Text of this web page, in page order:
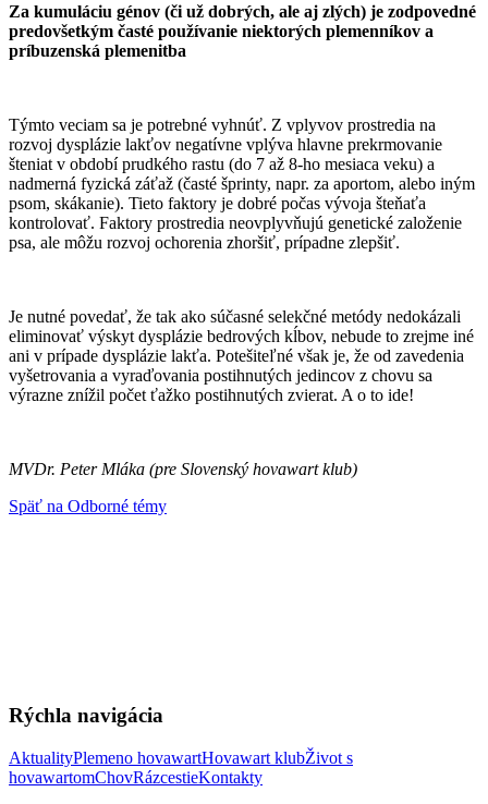
Za kumuláciu génov (či už dobrých, ale aj zlých) je zodpovedné
predovšetkým časté používanie niektorých plemenníkov a
príbuzenská plemenitba
Týmto veciam sa je potrebné vyhnúť. Z vplyvov prostredia na
rozvoj dysplázie lakťov negatívne vplýva hlavne prekrmovanie
šteniat v období prudkého rastu (do 7 až 8-ho mesiaca veku) a
nadmerná fyzická záťaž (časté šprinty, napr. za aportom, alebo iným
psom, skákanie). Tieto faktory je dobré počas vývoja šteňaťa
kontrolovať. Faktory prostredia neovplyvňujú genetické založenie
psa, ale môžu rozvoj ochorenia zhoršiť, prípadne zlepšiť.
Je nutné povedať, že tak ako súčasné selekčné metódy nedokázali
eliminovať výskyt dysplázie bedrových kĺbov, nebude to zrejme iné
ani v prípade dysplázie lakťa. Potešiteľné však je, že od zavedenia
vyšetrovania a vyraďovania postihnutých jedincov z chovu sa
výrazne znížil počet ťažko postihnutých zvierat. A o to ide!
MVDr. Peter Mláka (pre Slovenský hovawart klub)
Späť na Odborné témy
Rýchla navigácia
AktualityPlemeno hovawartHovawart klubŽivot s
hovawartomChovRázcestieKontakty